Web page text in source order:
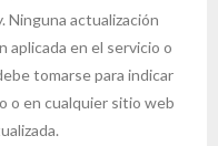
Ninguna actualización
aplicada en el servicio o
tomarse para indicar
o en cualquier sitio web